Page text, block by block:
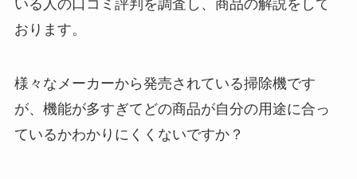
いる人の口コミ評判を調査し、商品の解説をして
おります。
様々なメーカーから発売されている掃除機です
が、機能が多すぎてどの商品が自分の用途に合っ
ているかわかりにくくないですか？